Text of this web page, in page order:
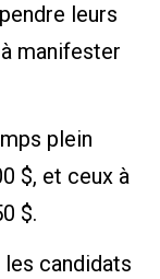
leurs
manifester
plein
$, et ceux à
$.
candidats